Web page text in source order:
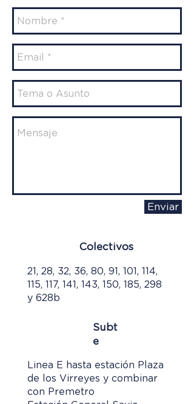
Enviar
Colectivos
21, 28, 32, 36, 80, 91, 101, 114,
115, 117, 141, 143, 150, 185, 298
y 628b
Subt
e
Linea E hasta estación Plaza
de los Virreyes y combinar
con Premetro